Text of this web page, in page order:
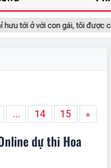
tôi được con rể "cơm bưng
... 14 15 »
dự thi Hoa